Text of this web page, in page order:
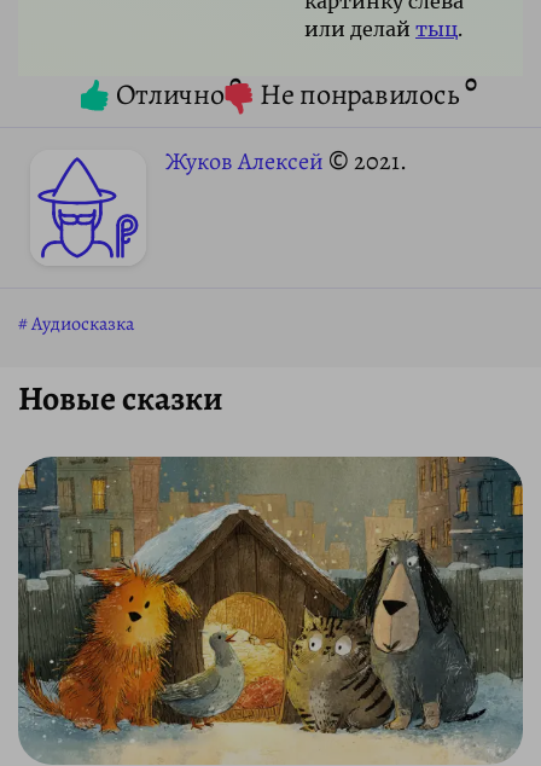
или делай тыц.
Отлично0 Не понравилось0
Жуков Алексей © 2021.
Аудиосказка
Новые сказки